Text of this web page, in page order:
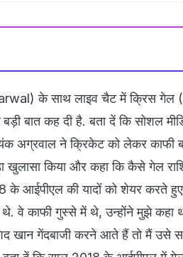
के साथ लाइव चैट में क्रिस गेल
बात कह दी है. बता दें कि सोशल
ने क्रिकेट को लेकर काफी
किया और कहा कि कैसे गेल
के आईपीएल की यादों को शेयर करते
थे. वे काफी गुस्से में थे, उन्होंने मुझे कहा
खान गेंदबाजी करने आते हैं तो मैं उसे